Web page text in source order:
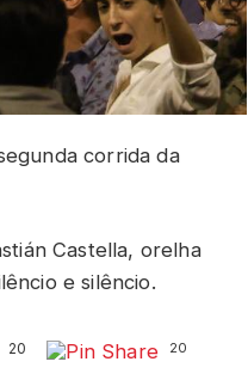
corrida da
Castella, orelha
e silêncio.
20 20